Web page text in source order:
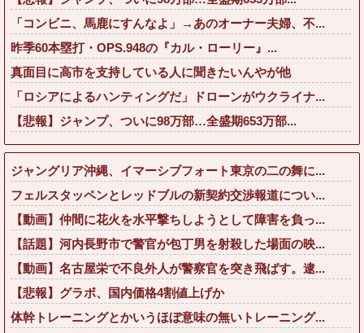
「コンビニ、馬鹿にすんなよ」→あのオーナー夫婦、不...
昨季60本塁打・OPS.948の『カル・ローリー』...
真面目に高市を支持している人に聞きたいんやが他
「ロシアによるハンティングだ」ドローンがウクライナ...
【悲報】ジャンプ、ついに98万部…全盛期653万部...
ジャングリア沖縄、イマーシブフォート東京の二の舞に...
フェルスタッペンとレッドブルの新契約交渉報道につい...
【動画】仲間に花火を水平撃ちしようとして障害を負っ...
【話題】河内長野市で警官が包丁男を射殺した場面の映...
【動画】名古屋栄で不良外人が警察官を突き飛ばす。逮...
【悲報】グラボ、国内価格4割値上げか
体幹トレーニングとかいうほぼ意味の無いトレーニング...